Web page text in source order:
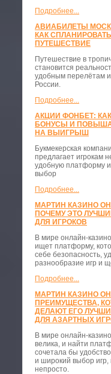
Подробнее...
АВИАБИЛЕТЫ
КАК
ПУТЕШЕСТВИЕ
Путешествие в
становится
удобным перелётам
России.
Подробнее...
АКЦИИ ФОНБЕТ:
БОНУСЫ И
НА ВЫИГРЫШ
Букмекерская
предлагает игрокам
удобную платформу
выбор
Подробнее...
МАРТИН КАЗИНО
ПОЧЕМУ ЭТО
ДЛЯ ИГРОКОВ
В мире онлайн-
ищет платформу,
себе безопасность,
разнообразие игр и
Подробнее...
МАРТИН КАЗИНО
ПРЕИМУЩЕСТВА,
ДЕЛАЮТ ЕГО
ДЛЯ АЗАРТНЫХ
В мире онлайн-
велика, и найти
сочетала бы
и широкий выбор
непросто.